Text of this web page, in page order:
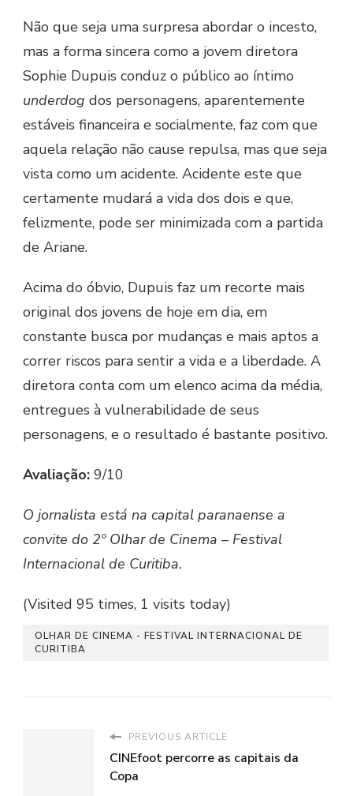
Não que seja uma surpresa abordar o incesto,
mas a forma sincera como a jovem diretora
Sophie Dupuis conduz o público ao íntimo
underdog dos personagens, aparentemente
estáveis financeira e socialmente, faz com que
aquela relação não cause repulsa, mas que seja
vista como um acidente. Acidente este que
certamente mudará a vida dos dois e que,
felizmente, pode ser minimizada com a partida
de Ariane.
Acima do óbvio, Dupuis faz um recorte mais
original dos jovens de hoje em dia, em
constante busca por mudanças e mais aptos a
correr riscos para sentir a vida e a liberdade. A
diretora conta com um elenco acima da média,
entregues à vulnerabilidade de seus
personagens, e o resultado é bastante positivo.
Avaliação: 9/10
O jornalista está na capital paranaense a
convite do 2º Olhar de Cinema – Festival
Internacional de Curitiba.
(Visited 95 times, 1 visits today)
OLHAR DE CINEMA - FESTIVAL INTERNACIONAL DE
CURITIBA
PREVIOUS ARTICLE
CINEfoot percorre as capitais da
Copa